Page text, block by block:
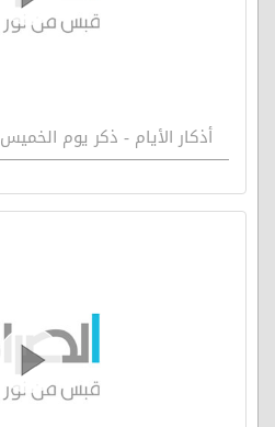
أذكار الأيام - ذكر يوم الخميس